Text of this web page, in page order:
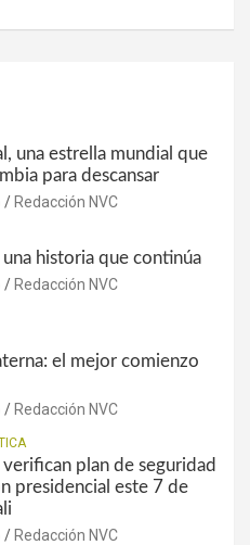
una estrella mundial que
para descansar
Redacción NVC
historia que continúa
Redacción NVC
el mejor comienzo
Redacción NVC
plan de seguridad
presidencial este 7 de
Redacción NVC